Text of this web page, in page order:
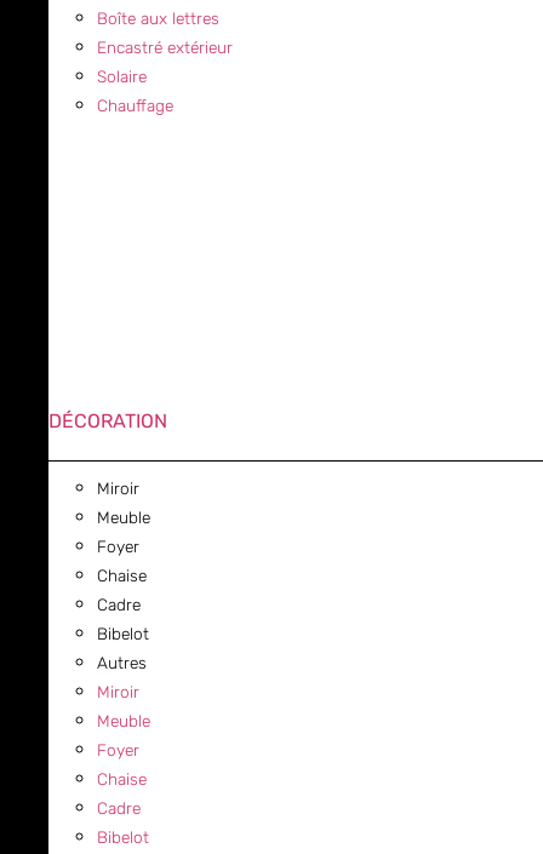
Boîte aux lettres
Encastré extérieur
Solaire
Chauffage
DÉCORATION
Miroir
Meuble
Foyer
Chaise
Cadre
Bibelot
Autres
Miroir
Meuble
Foyer
Chaise
Cadre
Bibelot